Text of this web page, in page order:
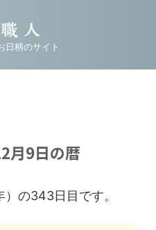
日柄のサイト
月9日の暦
の343日目です。